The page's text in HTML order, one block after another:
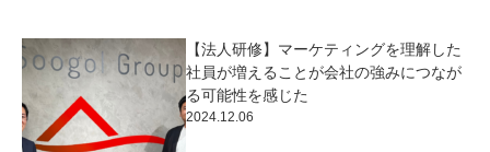
【法人研修】マーケティングを理解した
社員が増えることが会社の強みにつなが
る可能性を感じた
2024.12.06